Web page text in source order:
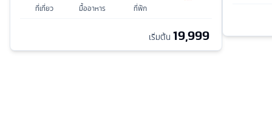
ที่เที่ยว มื้ออาหาร ที่พัก
เริ่มต้น 19,999